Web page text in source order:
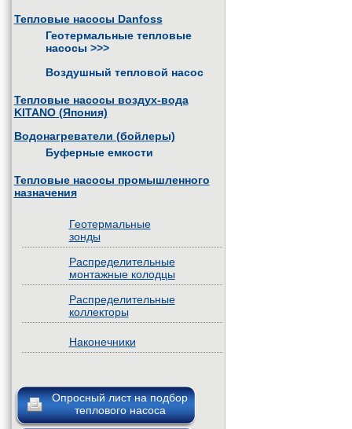
Тепловые насосы Danfoss
Геотермальные тепловые
насосы >>>
Воздушный тепловой насос
Тепловые насосы воздух-вода
KITANO (Япония)
Водонагреватели (бойлеры)
Буферные емкости
Тепловые насосы промышленного
назначения
Геотермальные
зонды
Распределительные
монтажные колодцы
Распределительные
коллекторы
Наконечники
Опросный лист на подбор
теплового насоса